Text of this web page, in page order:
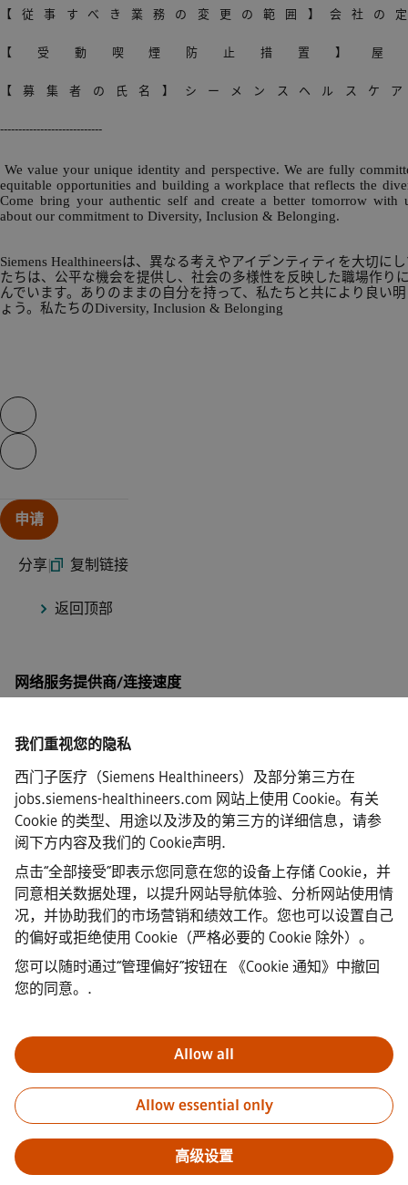
我们重视您的隐私
西门子医疗（Siemens Healthineers）及部分第三方在
jobs.siemens-healthineers.com 网站上使用 Cookie。有关
Cookie 的类型、用途以及涉及的第三方的详细信息，请参
阅下方内容及我们的 Cookie声明.
点击“全部接受”即表示您同意在您的设备上存储 Cookie，并
同意相关数据处理，以提升网站导航体验、分析网站使用情
况，并协助我们的市场营销和绩效工作。您也可以设置自己
的偏好或拒绝使用 Cookie（严格必要的 Cookie 除外）。
您可以随时通过“管理偏好”按钮在
《Cookie 通知》中撤回
您的同意。 .
Allow all
Allow essential only
高级设置
【従事すべき業務の変更の範囲】会社の
【受動喫煙防止措置】屋
【募集者の氏名】シーメンスヘルスケ
----------------------------
We value your unique identity and perspective. We are fully
equitable opportunities and building a workplace that reflects the
Come bring your authentic self and create a better tomorrow with
about our commitment to Diversity, Inclusion & Belonging.
Siemens Healthineersは、異なる考えやアイデンティティを大切に
たちは、公平な機会を提供し、社会の多様性を反映した職場作り
んでいます。ありのままの自分を持って、私たちと共により良い
ょう。私たちのDiversity, Inclusion & Belonging
Skip video slider
申请
分享| 复制链接
返回顶部
网络服务提供商/连接速度
Siemens Healthineers AG © 2026
常见问题
·
企业信息
·
隐私声明
·
Cookie声明链接
·
·
过程之前/期间/之后均不收取费用。我们不会为了保证就业而索要银
行账户详情或个人财务信息。同样，除非您确定是我们的专业人员
就您正在进行的申请流程与您联系，否则请不要打开看似由西门子
招聘人员发送的电子邮件中的文档。